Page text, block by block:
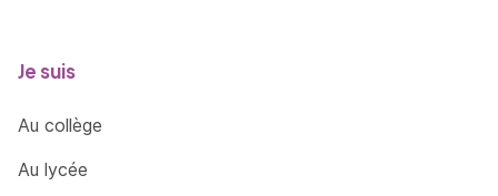
Je suis
Au collège
Au lycée